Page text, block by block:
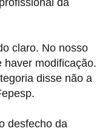
da
claro. No nosso
haver modificação.
disse não a
desfecho da